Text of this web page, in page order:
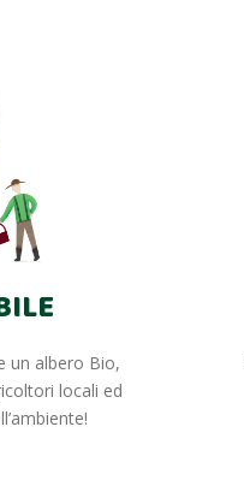
un albero Bio,
locali ed